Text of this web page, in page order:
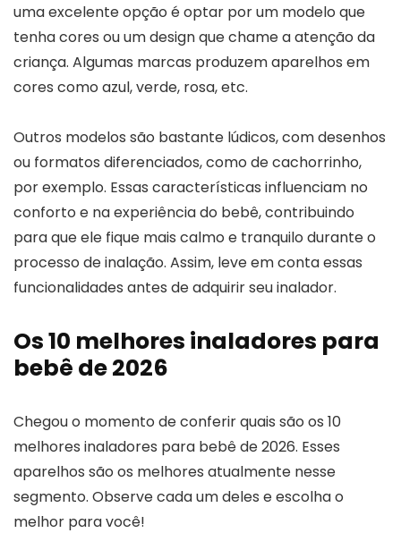
uma excelente opção é optar por um modelo que
tenha cores ou um design que chame a atenção da
criança. Algumas marcas produzem aparelhos em
cores como azul, verde, rosa, etc.
Outros modelos são bastante lúdicos, com desenhos
ou formatos diferenciados, como de cachorrinho,
por exemplo. Essas características influenciam no
conforto e na experiência do bebê, contribuindo
para que ele fique mais calmo e tranquilo durante o
processo de inalação. Assim, leve em conta essas
funcionalidades antes de adquirir seu inalador.
Os 10 melhores inaladores para
bebê de 2026
Chegou o momento de conferir quais são os 10
melhores inaladores para bebê de 2026. Esses
aparelhos são os melhores atualmente nesse
segmento. Observe cada um deles e escolha o
melhor para você!